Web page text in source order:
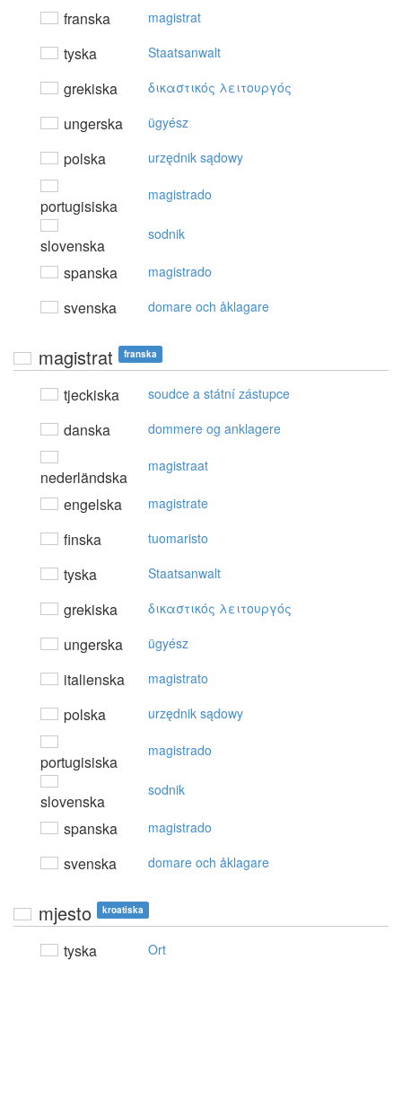
franska magistrat
tyska Staatsanwalt
grekiska δικαστικός λειτoυργός
ungerska ügyész
polska urzędnik sądowy
portugisiska
magistrado
slovenska
sodnik
spanska magistrado
svenska domare och åklagare
magistrat franska
tjeckiska soudce a státní zástupce
danska dommere og anklagere
nederländska
magistraat
engelska magistrate
finska tuomaristo
tyska Staatsanwalt
grekiska δικαστικός λειτoυργός
ungerska ügyész
italienska magistrato
polska urzędnik sądowy
portugisiska
magistrado
slovenska
sodnik
spanska magistrado
svenska domare och åklagare
mjesto kroatiska
tyska Ort